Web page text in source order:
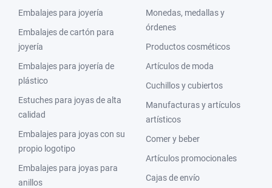
Embalajes para joyería
Embalajes de cartón para
joyería
Embalajes para joyería de
plástico
Estuches para joyas de alta
calidad
Embalajes para joyas con su
propio logotipo
Embalajes para joyas para
anillos
Monedas, medallas y
órdenes
Productos cosméticos
Artículos de moda
Cuchillos y cubiertos
Manufacturas y artículos
artísticos
Comer y beber
Artículos promocionales
Cajas de envío